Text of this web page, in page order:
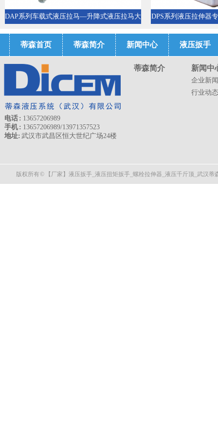
DAP系列车载式液压拉马—升降式液压拉马大
DPS系列液压拉伸器
蒂森首页 蒂森简介 新闻中心 液压扳手
电话 : 13657206989
手机 : 13657206989/13971357523
地址:武汉市武昌区恒大世纪广场24楼
蒂森简介 新闻中
企业新闻
行业动态
版权所有 © 【厂家】液压扳手_液压扭矩扳手_螺栓拉伸器_液压千斤顶_武汉蒂